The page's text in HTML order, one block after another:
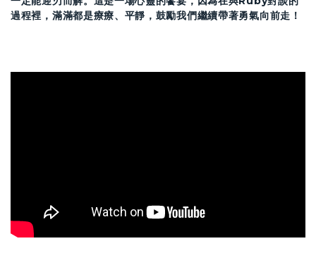
過程裡，滿滿都是療療、平靜，鼓勵我們繼續帶著勇氣向前走！